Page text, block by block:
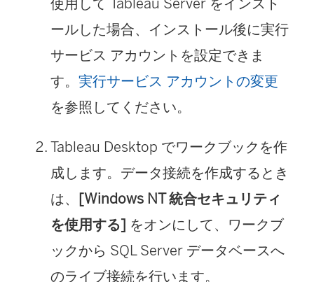
使用して Tableau Server をインスト
ールした場合、インストール後に実行
サービス アカウントを設定できま
す。 実行サービス アカウントの変更
を参照してください。
Tableau Desktop でワークブックを作
成します。データ接続を作成するとき
は、 [Windows NT 統合セキュリティ
を使用する] をオンにして、ワークブ
ックから SQL Server データベースへ
のライブ接続を行います。